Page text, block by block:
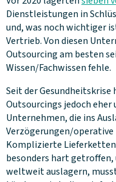
Dienstleistungen in
und, was noch wichtiger
Vertrieb. Von diesen
Outsourcing am besten
Wissen/Fachwissen fehle.
Seit der Gesundheitskrise
Outsourcings jedoch
Unternehmen, die ins
Verzögerungen/operative
Komplizierte
besonders hart getroffen,
weltweit auslagern,